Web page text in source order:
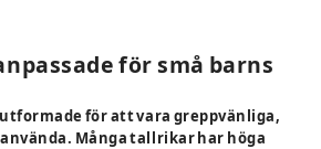
för små barns
för att vara greppvänliga,
Många tallrikar har höga